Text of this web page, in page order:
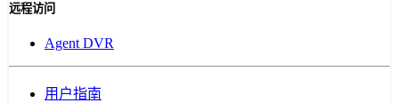
远程访问
Agent DVR
用户指南